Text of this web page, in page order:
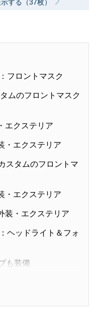
する（37枚）
フロントマスク
ムのフロントマスク
エクステリア
・エクステリア
スタムのフロントマ
・エクステリア
装・エクステリア
ヘッドライト＆フォ
も装備